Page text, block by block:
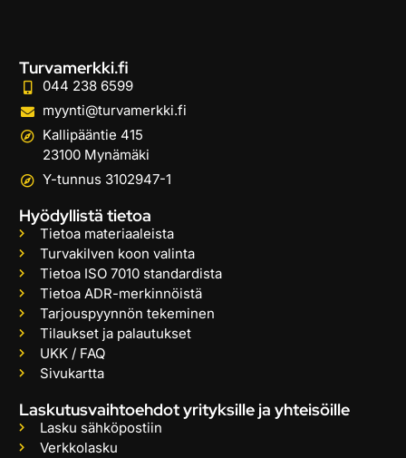
Turvamerkki.fi
044 238 6599
myynti@turvamerkki.fi
Kallipääntie 415
23100 Mynämäki
Y-tunnus 3102947-1
Hyödyllistä tietoa
Tietoa materiaaleista
Turvakilven koon valinta
Tietoa ISO 7010 standardista
Tietoa ADR-merkinnöistä
Tarjouspyynnön tekeminen
Tilaukset ja palautukset
UKK / FAQ
Sivukartta
Laskutusvaihtoehdot yrityksille ja yhteisöille
Lasku sähköpostiin
Verkkolasku